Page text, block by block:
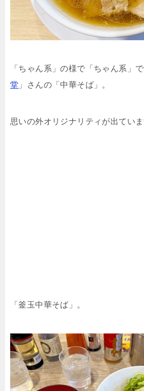
「ちゃん系」の様で「ちゃん系」
堂 」さんの「中華そば」。
思いの外オリジナリティが出ていま
「釜玉中華そば」。